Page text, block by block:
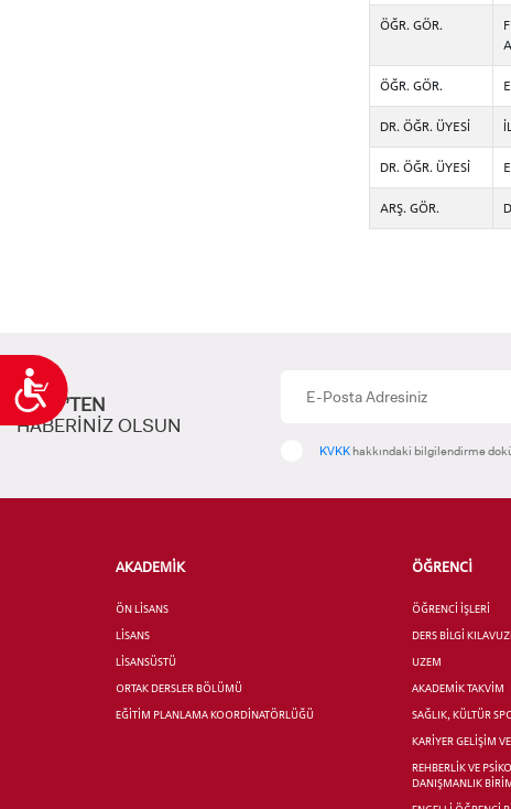
Ulaşılabilirlik
ÖĞR. GÖR.
ÖĞR. GÖR.
DR. ÖĞR. ÜYESİ
DR. ÖĞR. ÜYESİ
ARŞ. GÖR.
KENT’TEN
HABERİNİZ OLSUN
KVKK hakkındaki bilgilendirme
AKADEMİK
ÖN LİSANS
LİSANS
LİSANSÜSTÜ
ORTAK DERSLER BÖLÜMÜ
EĞİTİM PLANLAMA KOORDİNATÖRLÜĞÜ
ÖĞRENCİ
ÖĞRENCİ İŞLERİ
DERS BİLGİ
UZEM
AKADEMİK TAKVİM
SAĞLIK, KÜLTÜR
KARİYER GELİŞİM
REHBERLİK VE
DANIŞMANLIK